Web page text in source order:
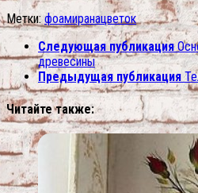
Метки: фоамиранацветок
Следующая публикация
древесины
Предыдущая публикация
Читайте также: